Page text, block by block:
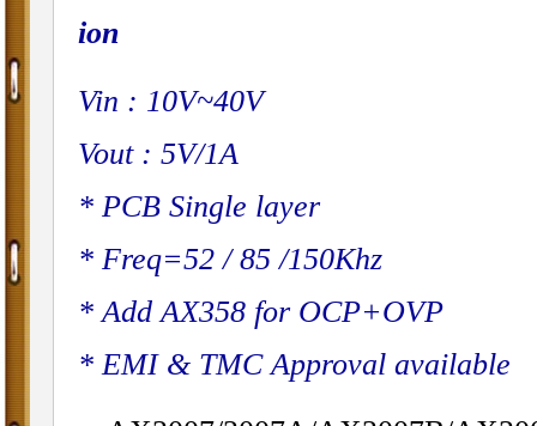
ion
Vin : 10V~40V
Vout : 5V/1A
* PCB Single layer
* Freq=52 / 85 /150Khz
* Add AX358 for OCP+OVP
* EMI & TMC Approval available